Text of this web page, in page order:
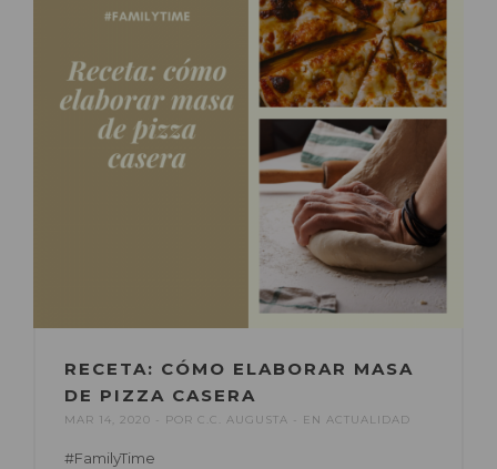
RECETA: CÓMO ELABORAR MASA
DE PIZZA CASERA
MAR 14, 2020 POR C.C. AUGUSTA EN ACTUALIDAD
#FamilyTime